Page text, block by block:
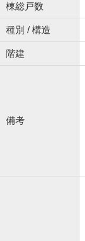
棟総戸数
種別 / 構造
階建
備考